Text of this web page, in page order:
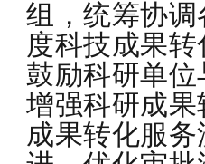
组，统筹协
度科技成果
鼓励科研单
增强科研成
成果转化服